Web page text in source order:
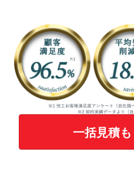
一括見積